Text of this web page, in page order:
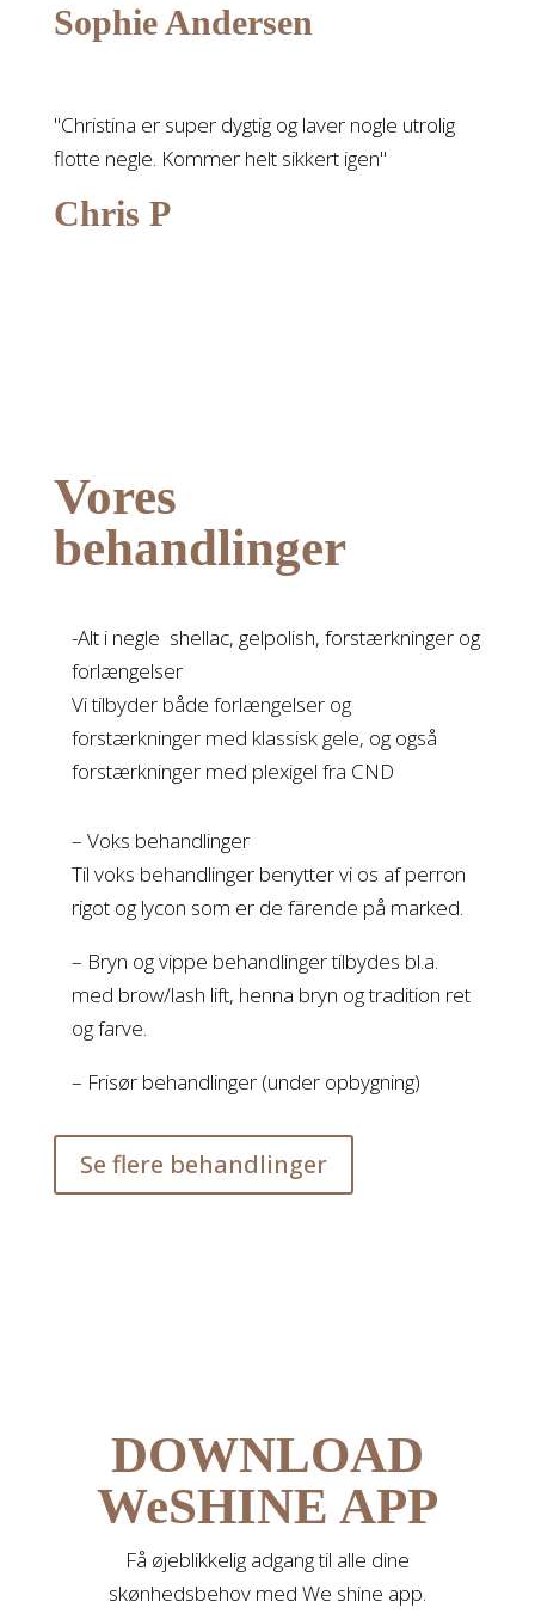
Sophie Andersen
"Christina er super dygtig og laver nogle utrolig
flotte negle. Kommer helt sikkert igen"
Chris P
Vores
behandlinger
-Alt i negle shellac, gelpolish, forstærkninger og
forlængelser
​Vi tilbyder både forlængelser og
forstærkninger med klassisk gele, og også
forstærkninger med plexigel fra CND
– Voks behandlinger
​​Til voks behandlinger benytter vi os af perron
rigot og lycon som er de färende på marked.
– ​Bryn og vippe behandlinger tilbydes bl.a.
med brow/lash lift, henna bryn og tradition ret
og farve.
– Frisør behandlinger (under opbygning)
Se flere behandlinger
DOWNLOAD
WeSHINE APP
Få øjeblikkelig adgang til alle dine
skønhedsbehov med We shine app.